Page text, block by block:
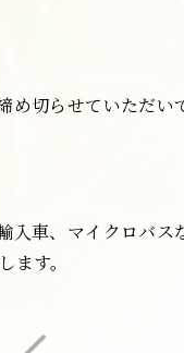
切らせていただい
入車、マイクロバス
す。